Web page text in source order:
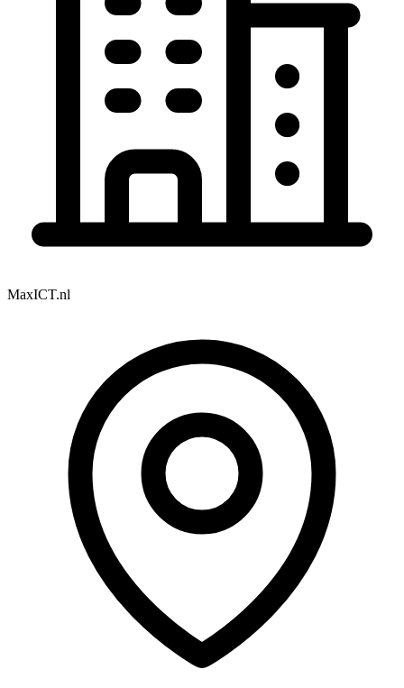
MaxICT.nl